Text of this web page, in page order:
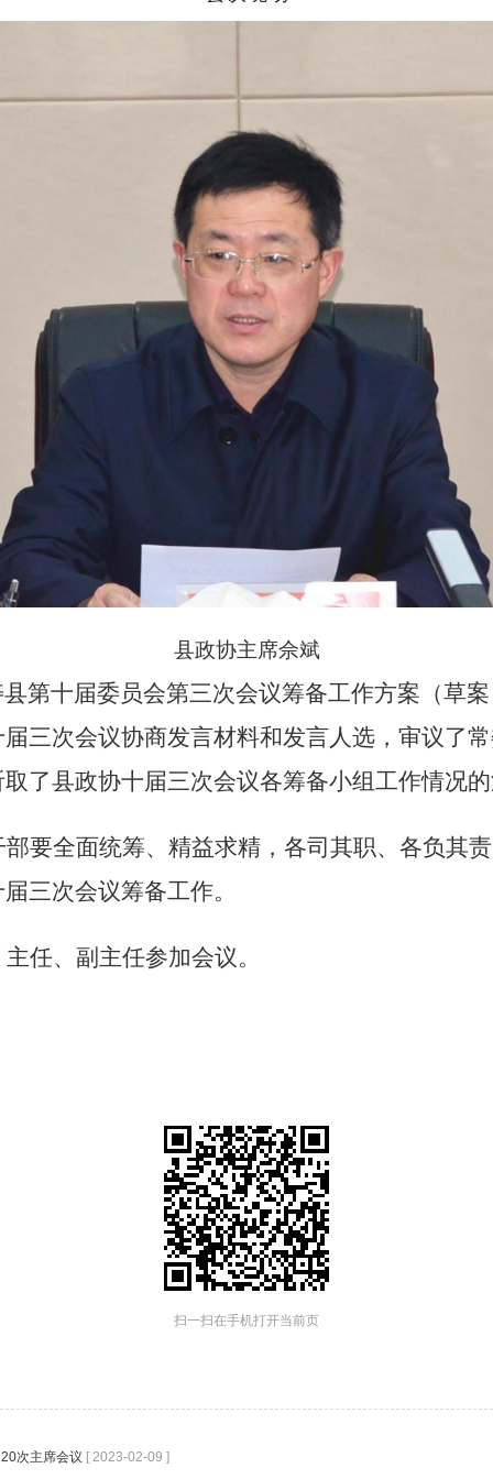
县政协主席佘斌
第十届委员会第三次会议筹备工作方案（草
三次会议协商发言材料和发言人选，审议了
了县政协十届三次会议各筹备小组工作情况
部要全面统筹、精益求精， 各司其职、各负其
三次会议筹备工作。
任、副主任参加会议。
扫一扫在手机打开当前页
次主席会议 [ 2023-02-09 ]